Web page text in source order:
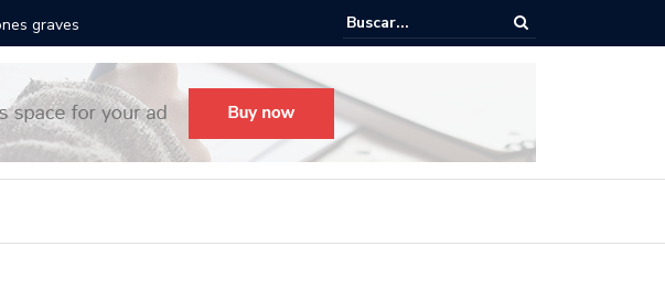
Todo listo para el Festival Desfile Día de Muertos 2025 en Guadalajara